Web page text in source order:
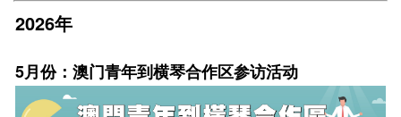
2026年
5月份：澳门青年到横琴合作区参访活动